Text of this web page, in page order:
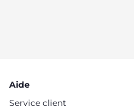
Aide
Service client